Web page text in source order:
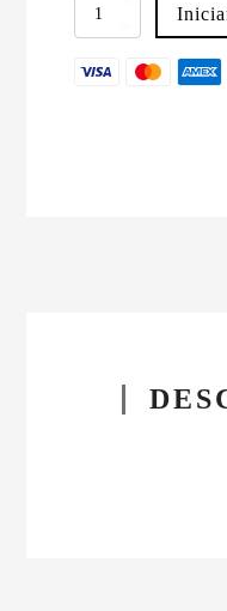
Vermouth
Povarelo
cantidad